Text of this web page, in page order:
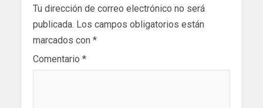
Tu dirección de correo electrónico no será
publicada. Los campos obligatorios están
marcados con *
Comentario *